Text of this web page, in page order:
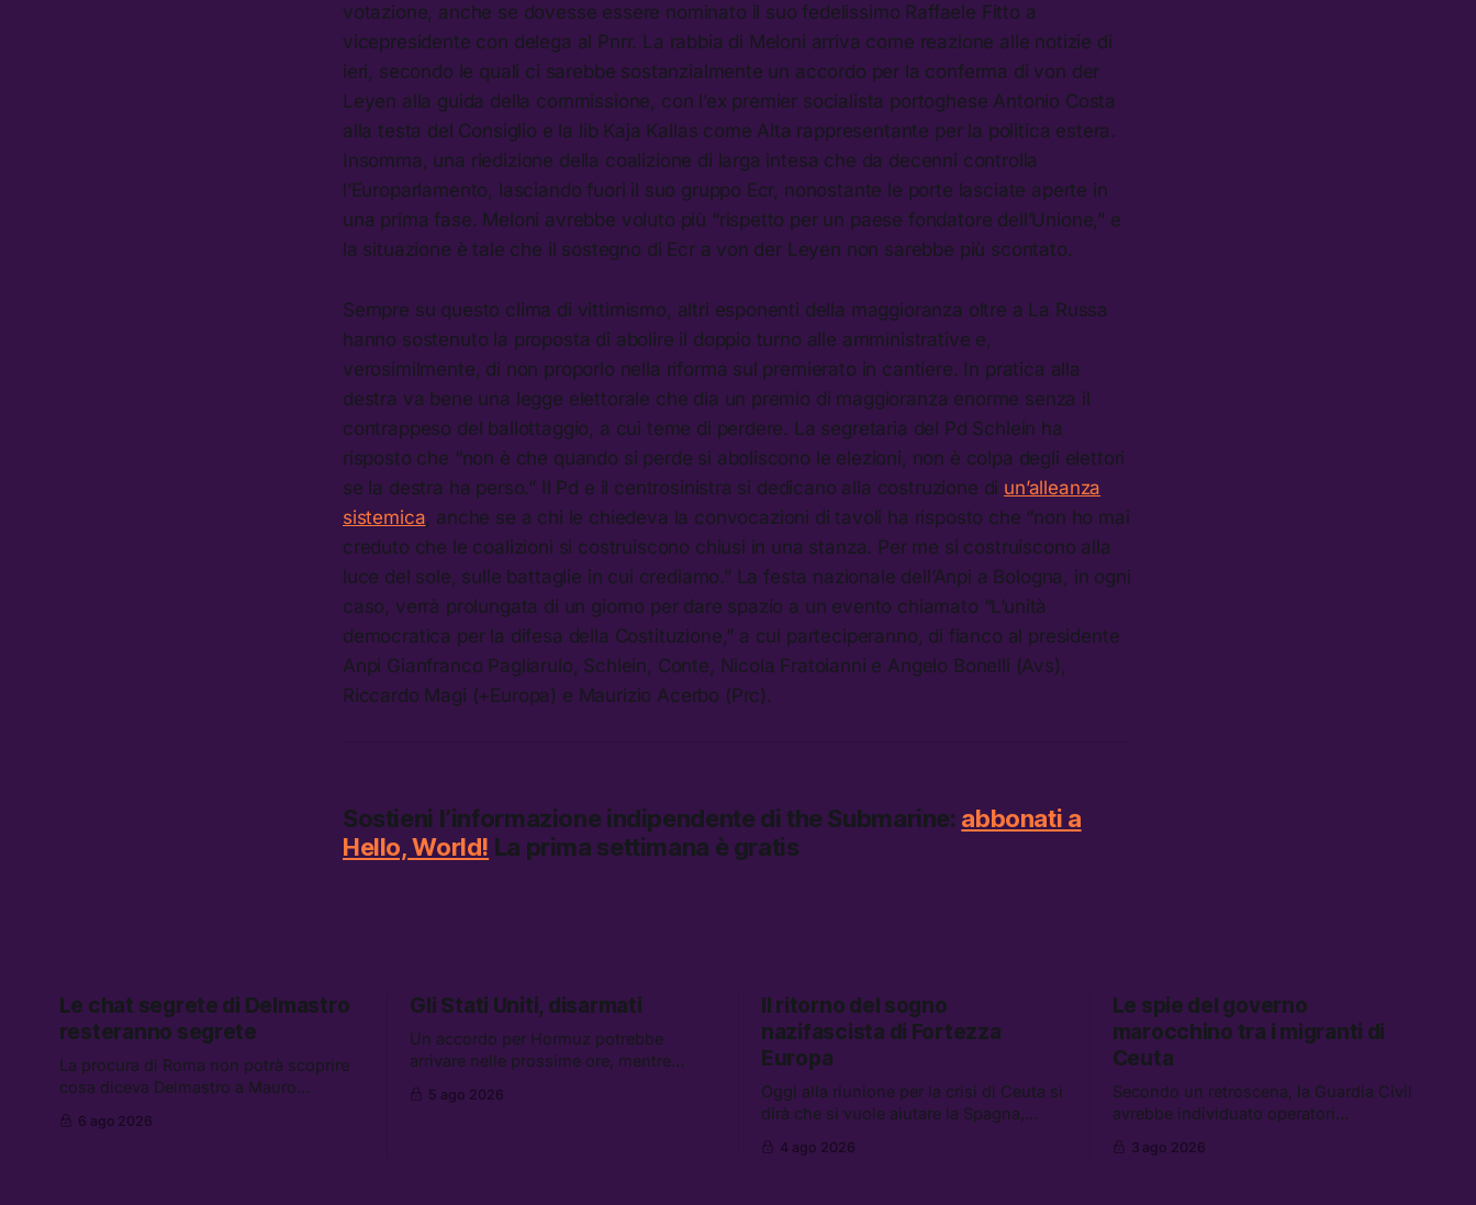
votazione, anche se dovesse essere nominato il suo fedelissimo Raffaele Fitto a
vicepresidente con delega al Pnrr. La rabbia di Meloni arriva come reazione alle notizie di
ieri, secondo le quali ci sarebbe sostanzialmente un accordo per la conferma di von der
Leyen alla guida della commissione, con l’ex premier socialista portoghese Antonio Costa
alla testa del Consiglio e la lib Kaja Kallas come Alta rappresentante per la politica estera.
Insomma, una riedizione della coalizione di larga intesa che da decenni controlla
l’Europarlamento, lasciando fuori il suo gruppo Ecr, nonostante le porte lasciate aperte in
una prima fase. Meloni avrebbe voluto più “rispetto per un paese fondatore dell’Unione,” e
la situazione è tale che il sostegno di Ecr a von der Leyen non sarebbe più scontato.
Sempre su questo clima di vittimismo, altri esponenti della maggioranza oltre a La Russa
hanno sostenuto la proposta di abolire il doppio turno alle amministrative e,
verosimilmente, di non proporlo nella riforma sul premierato in cantiere. In pratica alla
destra va bene una legge elettorale che dia un premio di maggioranza enorme senza il
contrappeso del ballottaggio, a cui teme di perdere. La segretaria del Pd Schlein ha
risposto che “non è che quando si perde si aboliscono le elezioni, non è colpa degli elettori
se la destra ha perso.” Il Pd e il centrosinistra si dedicano alla costruzione di un’alleanza
sistemica, anche se a chi le chiedeva la convocazioni di tavoli ha risposto che “non ho mai
creduto che le coalizioni si costruiscono chiusi in una stanza. Per me si costruiscono alla
luce del sole, sulle battaglie in cui crediamo.” La festa nazionale dell’Anpi a Bologna, in ogni
caso, verrà prolungata di un giorno per dare spazio a un evento chiamato “L’unità
democratica per la difesa della Costituzione,” a cui parteciperanno, di fianco al presidente
Anpi Gianfranco Pagliarulo, Schlein, Conte, Nicola Fratoianni e Angelo Bonelli (Avs),
Riccardo Magi (+Europa) e Maurizio Acerbo (Prc).
Sostieni l’informazione indipendente di the Submarine: abbonati a
Hello, World! La prima settimana è gratis
Le chat segrete di Delmastro
resteranno segrete
La procura di Roma non potrà scoprire
cosa diceva Delmastro a Mauro
clan Senese. Tra le altre notizie: le IDF
6 ago 2026
Gli Stati Uniti, disarmati
Un accordo per Hormuz potrebbe
arrivare nelle prossime ore, mentre
gli Stati Uniti come disarmati. Tra le
5 ago 2026
Il ritorno del sogno
nazifascista di Fortezza
Europa
Oggi alla riunione per la crisi di Ceuta si
dirà che si vuole aiutare la Spagna,
migranti. Tra le altre notizie:
4 ago 2026
Le spie del governo
marocchino tra i migranti di
Ceuta
Secondo un retroscena, la Guardia Civil
avrebbe individuato operatori
nell’incidente di Ceuta. Tra le altre
3 ago 2026